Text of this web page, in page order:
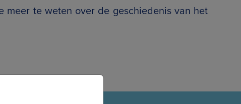
meer te weten over de geschiedenis van het